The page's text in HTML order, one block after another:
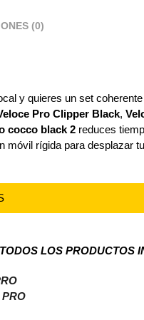
(0)
y quieres un set
Pro Clipper Black,
cocco black 2 reduces
móvil rígida para desplazar
LOS PRODUCTOS